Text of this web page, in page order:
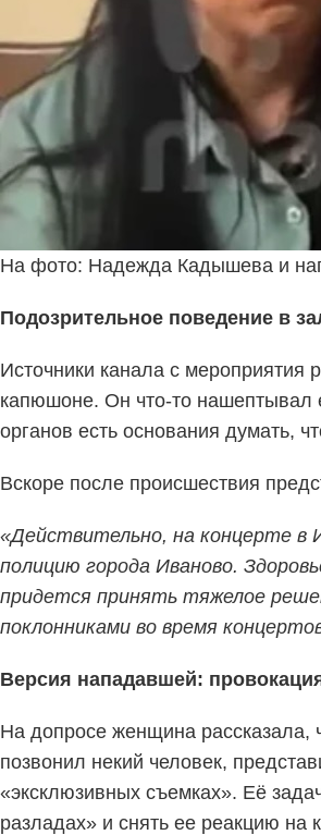
На фото: Надежда Кадышева и
Подозрительное поведение в
Источники канала с
капюшоне. Он что-то нашептывал
органов есть основания думать,
Вскоре после происшествия
«Действительно, на концерте в
полицию города Иваново.
придется принять тяжелое
поклонниками во время
Версия нападавшей:
На допросе женщина рассказала,
позвонил некий человек,
«эксклюзивных съемках». Её
разладах» и снять ее реакцию на